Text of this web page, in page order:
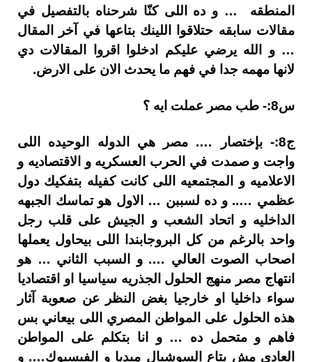
المنطقه … و ده اللى كنّا شرحناه بالتفصيل في
مقالات سابقه حتلاقوا اللينك بتاعها في آخر المقال
… و الله يرضي عليكم ادخلوا اقروا المقالات دي
لانها مهمه جدا في فهم ما يحدث الان على الارض.
س8:- طب مصر عملت ايه ؟
ج8:- بإختصار …. مصر هي الدوله الوحيده اللى
واجت و صمدت في الحرب العسكريه و الاقتصاديه و
الاعلاميه و المجتمعيه اللى كانت كفيله بتفكيك دول
عظمي ….. و ده لسببن … الاول هو تماسك الجبهه
الداخليه و اتحاد الشعب و الجيش على قلب رجل
واحد بالرغم من كل البروجابندا اللى بيحاول يعملها
اصحاب الصوت العالي …. و السبب الثاني … هو
انتهاج مصر منهج الحلول الجذريه سياسيا او اقتصاديا
سواء داخليا او خارجيا بغض النظر عن صعوبة آثار
هذه الحلول على المواطن المصري اللى بيعاني بس
فاهم و متحمل ده … و انا بتكلم على المواطن
العادي مش بتاع السوشيال ميديا و الفيسبوك…. و